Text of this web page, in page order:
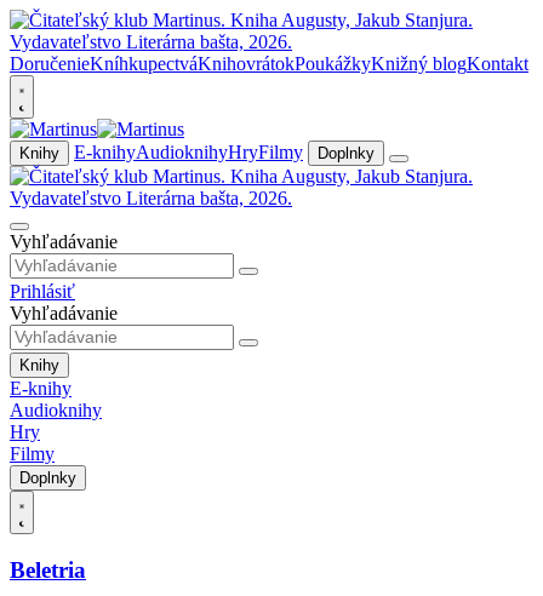
DoručenieKníhkupectváKnihovrátokPoukážkyKnižný blogKontakt
Knihy E-knihyAudioknihyHryFilmy Doplnky
Vyhľadávanie
Prihlásiť
Vyhľadávanie
Knihy
E-knihy
Audioknihy
Hry
Filmy
Doplnky
Beletria